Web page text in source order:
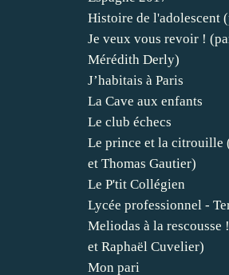
Histoire de l'adolescent
Je veux vous revoir !
Mérédith Derly)
J’habitais à Paris
La Cave aux enfants
Le club échecs
Le prince et la citrouille
et Thomas Gautier)
Le P'tit Collégien
Lycée professionnel -
Meliodas à la rescousse
et Raphaël Cuvelier)
Mon pari